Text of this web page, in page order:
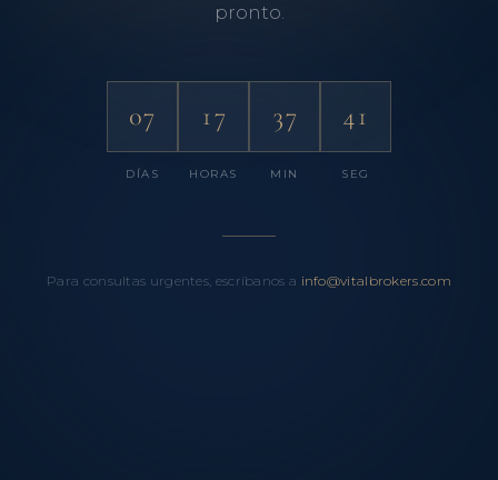
pronto.
07
DÍAS
17
HORAS
37
MIN
41
SEG
Para consultas urgentes, escríbanos a info@vitalbrokers.com